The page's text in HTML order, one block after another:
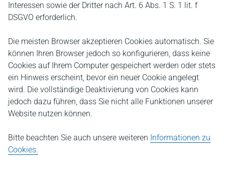
Interessen sowie der Dritter nach Art. 6 Abs. 1 S. 1 lit. f
DSGVO erforderlich.
Die meisten Browser akzeptieren Cookies automatisch. Sie
können Ihren Browser jedoch so konfigurieren, dass keine
Cookies auf Ihrem Computer gespeichert werden oder stets
ein Hinweis erscheint, bevor ein neuer Cookie angelegt
wird. Die vollständige Deaktivierung von Cookies kann
jedoch dazu führen, dass Sie nicht alle Funktionen unserer
Website nutzen können.
Bitte beachten Sie auch unsere weiteren Informationen zu
Cookies.